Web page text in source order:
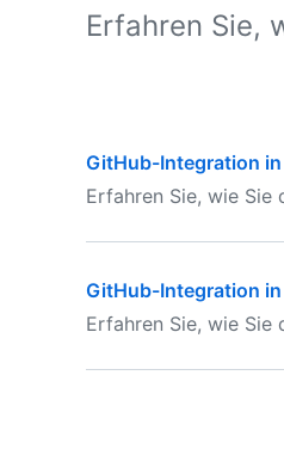
Erfahren Sie,
GitHub-Integration in
Erfahren Sie, wie
GitHub-Integration in
Erfahren Sie, wie Sie